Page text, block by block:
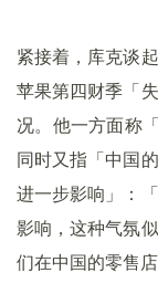
紧接着，库克谈
苹果第四财季「
况。他一方面称
同时又指「中国
进一步影响」：
影响，这种气氛
们在中国的零售